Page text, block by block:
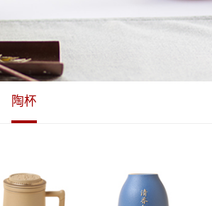
陶杯